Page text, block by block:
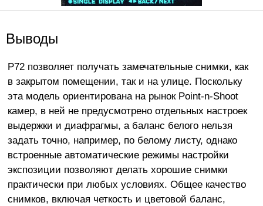
Выводы
Р72 позволяет получать замечательные снимки, как
в закрытом помещении, так и на улице. Поскольку
эта модель ориентирована на рынок Point-n-Shoot
камер, в ней не предусмотрено отдельных настроек
выдержки и диафрагмы, а баланс белого нельзя
задать точно, например, по белому листу, однако
встроенные автоматические режимы настройки
экспозиции позволяют делать хорошие снимки
практически при любых условиях. Общее качество
снимков, включая четкость и цветовой баланс,